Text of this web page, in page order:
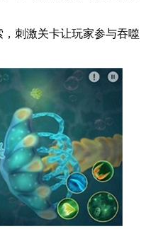
刺激关卡让玩家参与吞噬